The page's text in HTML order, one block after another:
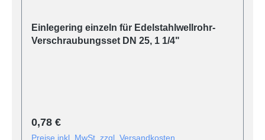
Einlegering einzeln für Edelstahlwellrohr-
Verschraubungsset DN 25, 1 1/4"
Regulärer Preis:
0,78 €
Preise inkl. MwSt. zzgl. Versandkosten